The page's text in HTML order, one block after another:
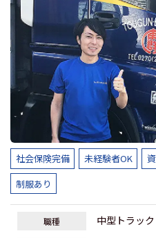
社会保険完備 未経験者OK
制服あり
職種 中型トラッ